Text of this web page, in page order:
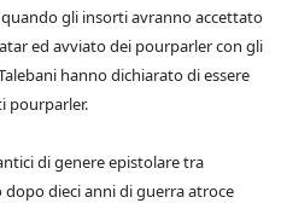
gli insorti avranno accettato
ed avviato dei pourparler con gli
hanno dichiarato di essere
pourparler.
di genere epistolare tra
dieci anni di guerra atroce